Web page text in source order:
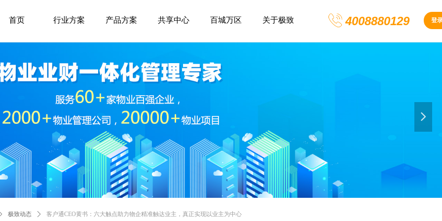
4008880129 登
首页 行业方案 产品方案 共享中心 百城万区 关于极致
넲
极致动态 ꄲ 客户通CEO黄书：六大触点助力物企精准触达业主，真正实现以业主为中心